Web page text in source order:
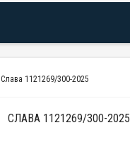
Слава 1121269/300-2025
СЛАВА 1121269/300-2025